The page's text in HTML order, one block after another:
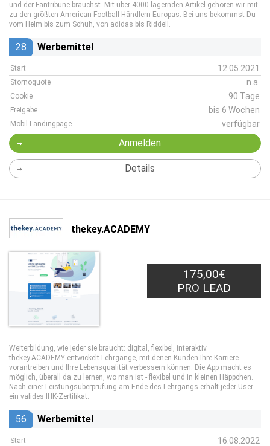
und der Fantribüne brauchst. Mit über 4000 lagernden Artikel gehören wir mit
zu den größten American Football Händlern Europas. Bei uns bekommst Du
vom Helm bis zum Schuh, von adidas bis Riddell.
28 Werbemittel
Start 12.05.2021
Stornoquote n.a.
Cookie 90 Tage
Freigabe bis 6 Wochen
Mobil-Landingpage verfügbar
Anmelden
Details
thekey.ACADEMY
175,00€
PRO LEAD
Weiterbildung, wie jeder sie braucht: digital, flexibel, interaktiv.
thekey.ACADEMY entwickelt Lehrgänge, mit denen Kunden Ihre Karriere
vorantreiben und Ihre Lebensqualität verbessern können. Die App macht es
möglich, überall da zu lernen, wo man ist - flexibel und in kleinen Häppchen.
Nach einer Leistungsüberprüfung am Ende des Lehrgangs erhält jeder User
ein valides IHK-Zertifikat.
56 Werbemittel
Start 16.08.2022